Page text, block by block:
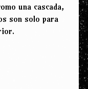
una cascada,
son solo para